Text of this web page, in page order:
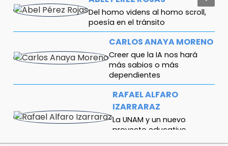
Del homo videns al homo scroll,
poesía en el tránsito
CARLOS ANAYA MORENO
Creer que la IA nos hará
más sabios o más
dependientes
RAFAEL ALFARO
IZARRARAZ
La UNAM y un nuevo
proyecto educativo